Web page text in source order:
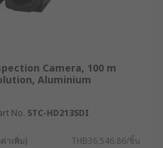
งแต่ 720p, 1080p ไป
ชื่อมต่อไร้สายผ่าน Wi-
มาร์ตโฟนหรือแท็บเล็ต
ารใช้งาน
หรับการใช้งานใน
มีฝุ่น เช่น การตรวจ
Camera, 100 m
Aluminium
No. STC-HD213SDI
าเพิ่ม) THB36,546.86/ชิ้น